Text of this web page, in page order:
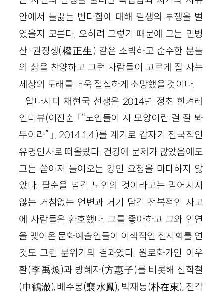
안에서 들끓는 번다함에 대해 필생의 투쟁을 벌
였을지 모른다. 오히려 그렇기 때문에 그는 민병
산·권정생(權正生) 같은 소박하고 순수한 분들
의 삶을 찬양하고 그런 사람들이 고르게 잘 사는
세상의 도래를 더욱 절실하게 소망했을 것이다.
알다시피 채현국 선생은 2014년 정초 한겨레
인터뷰(이진순 「“노인들이 저 모양이란 걸 잘 봐
두어라”」, 2014.1.4.)를 계기로 갑자기 전국적인
유명인사로 떠올랐다. 건강에 문제가 많았음에도
그는 쏟아져 들어오는 강연 요청을 마다하지 않
았다. 팔순을 넘긴 노인의 것이라고는 믿어지지
않는 거침없는 언변과 거기 담긴 전복적인 사고
에 사람들은 환호했다. 그를 좋아하고 그와 인연
을 맺어온 문화예술인들이 이색적인 전시회를 연
것도 그런 분위기의 결과였다. 원로화가인 이우
환(李禹煥)과 방혜자(方惠子)를 비롯해 신학철
(申鶴澈), 배수봉(裵水鳳), 박재동(朴在東), 전각